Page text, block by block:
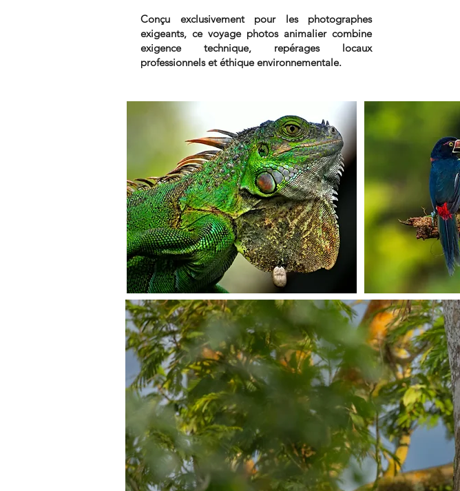
Conçu exclusivement pour les photographes
exigeants, ce voyage photos animalier combine
exigence technique, repérages locaux
professionnels et éthique environnementale.